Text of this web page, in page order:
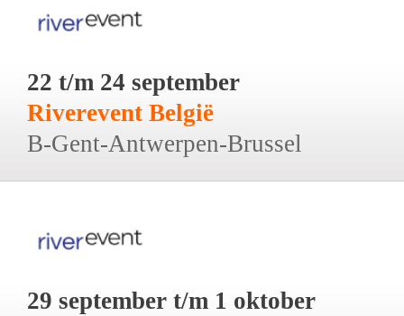
22 t/m 24 september
Riverevent België
B-Gent-Antwerpen-Brussel
29 september t/m 1 oktober